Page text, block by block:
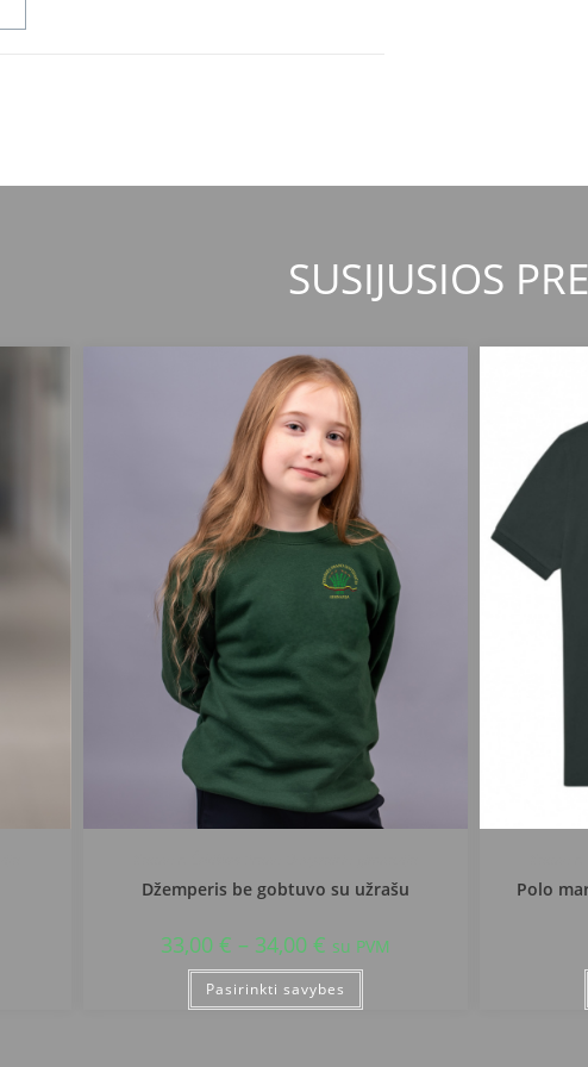
SUSIJUSIOS
Džemperis be gobtuvo su užrašu
33,00 € – 34,00 € su PVM
Pasirinkti savybes
Polo